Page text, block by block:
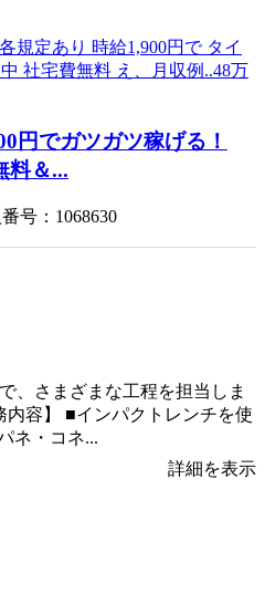
円でガツガツ稼げる！
料＆...
号：1068630
、さまざまな工程を担当しま
容】 ■インパクトレンチを使
ネ・コネ...
詳細を表示